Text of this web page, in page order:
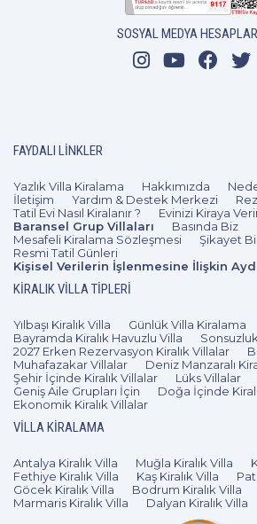
SOSYAL MEDYA
FAYDALI LINKLER
Yazlık Villa Kiralama Hakkımızda
İletişim
Yardım & Destek Merkezi
Tatil Evi Nasıl Kiralanır ?
Evinizi Kiraya
Baransel Grup Villaları
Basında Biz
Mesafeli Kiralama Sözleşmesi
Şikayet
Resmi Tatil Günleri
Kişisel Verilerin İşlenmesine İlişkin
KIRALIK VILLA TIPLERI
Yılbaşı Kiralık Villa Günlük Villa Kiralama
Bayramda Kiralık Havuzlu Villa
2027 Erken Rezervasyon Kiralık Villalar
Muhafazakar Villalar
Deniz Manzaralı
Şehir İçinde Kiralık Villalar
Lüks Villalar
Geniş Aile Grupları İçin
Doğa İçinde
Ekonomik Kiralık Villalar
VILLA KIRALAMA
Antalya Kiralık Villa Muğla Kiralık Villa
Fethiye Kiralık Villa
Kaş Kiralık Villa
Göcek Kiralık Villa
Bodrum Kiralık Villa
Marmaris Kiralık Villa
Dalyan Kiralık Villa